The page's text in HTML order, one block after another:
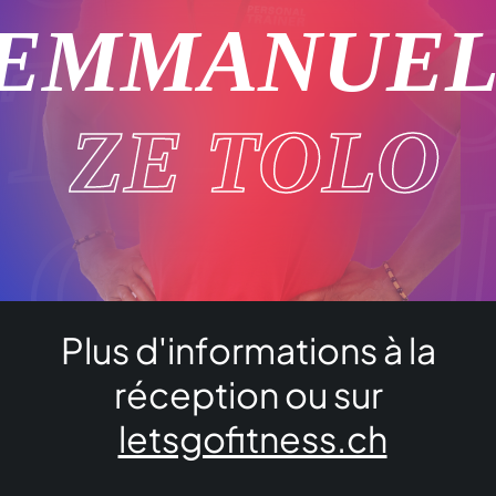
ZE TOLO
Plus d'informations à la
réception ou sur
letsgofitness.ch